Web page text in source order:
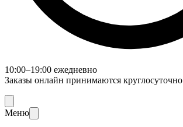
10:00–19:00 ежедневно
Заказы онлайн принимаются круглосуточно
Меню